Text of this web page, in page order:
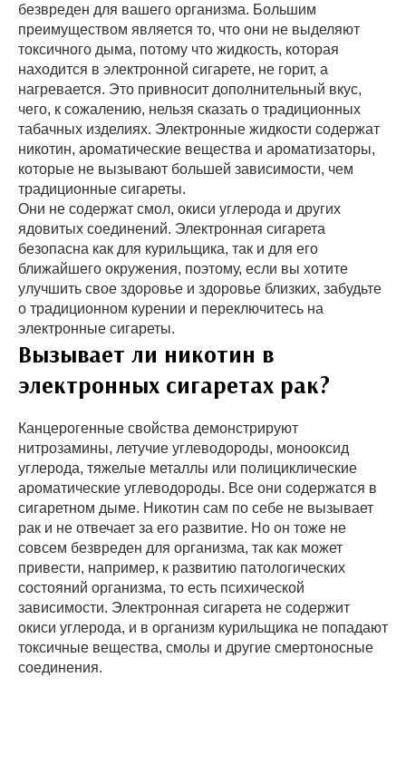
безвреден для вашего организма. Большим
преимуществом является то, что они не выделяют
токсичного дыма, потому что жидкость, которая
находится в электронной сигарете, не горит, а
нагревается. Это привносит дополнительный вкус,
чего, к сожалению, нельзя сказать о традиционных
табачных изделиях. Электронные жидкости содержат
никотин, ароматические вещества и ароматизаторы,
которые не вызывают большей зависимости, чем
традиционные сигареты.
Они не содержат смол, окиси углерода и других
ядовитых соединений. Электронная сигарета
безопасна как для курильщика, так и для его
ближайшего окружения, поэтому, если вы хотите
улучшить свое здоровье и здоровье близких, забудьте
о традиционном курении и переключитесь на
электронные сигареты.
Вызывает ли никотин в
электронных сигаретах рак?
Канцерогенные свойства демонстрируют
нитрозамины, летучие углеводороды, монооксид
углерода, тяжелые металлы или полициклические
ароматические углеводороды. Все они содержатся в
сигаретном дыме. Никотин сам по себе не вызывает
рак и не отвечает за его развитие. Но он тоже не
совсем безвреден для организма, так как может
привести, например, к развитию патологических
состояний организма, то есть психической
зависимости. Электронная сигарета не содержит
окиси углерода, и в организм курильщика не попадают
токсичные вещества, смолы и другие смертоносные
соединения.